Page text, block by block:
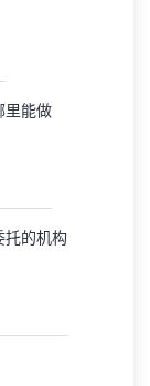
里能做
托的机构